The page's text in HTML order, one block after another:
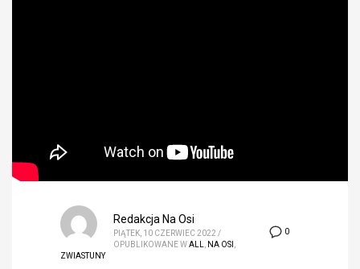
0
Redakcja Na Osi
PIĄTEK, 10 CZERWIEC 2022 /
OPUBLIKOWANE WALL, NA OSI ,
ZWIASTUNY